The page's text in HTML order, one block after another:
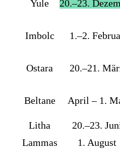
Yule 20.–23.
Imbolc 1.–2.
Ostara 20.–21.
Beltane April – 1.
Litha
20.–23.
Lammas
1. August